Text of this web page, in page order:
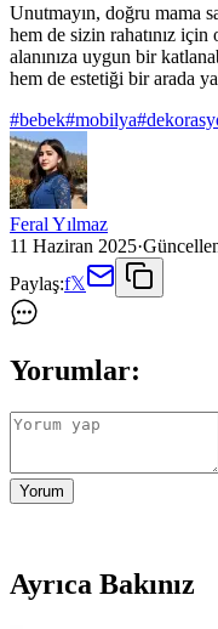
Unutmayın, doğru mama
hem de sizin rahatınız
alanınıza uygun bir
hem de estetiği bir arada
#bebek#mobilya#
Feral Yılmaz
11 Haziran 2025·
Paylaş:f𝕏
Yorumlar:
Yorum
Ayrıca Bakınız